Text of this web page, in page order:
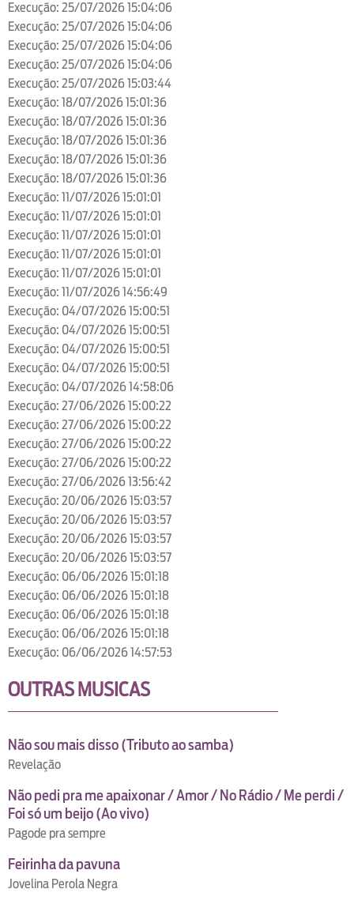
Execução: 25/07/2026 15:04:06
Execução: 25/07/2026 15:04:06
Execução: 25/07/2026 15:04:06
Execução: 25/07/2026 15:04:06
Execução: 25/07/2026 15:03:44
Execução: 18/07/2026 15:01:36
Execução: 18/07/2026 15:01:36
Execução: 18/07/2026 15:01:36
Execução: 18/07/2026 15:01:36
Execução: 18/07/2026 15:01:36
Execução: 11/07/2026 15:01:01
Execução: 11/07/2026 15:01:01
Execução: 11/07/2026 15:01:01
Execução: 11/07/2026 15:01:01
Execução: 11/07/2026 15:01:01
Execução: 11/07/2026 14:56:49
Execução: 04/07/2026 15:00:51
Execução: 04/07/2026 15:00:51
Execução: 04/07/2026 15:00:51
Execução: 04/07/2026 15:00:51
Execução: 04/07/2026 14:58:06
Execução: 27/06/2026 15:00:22
Execução: 27/06/2026 15:00:22
Execução: 27/06/2026 15:00:22
Execução: 27/06/2026 15:00:22
Execução: 27/06/2026 13:56:42
Execução: 20/06/2026 15:03:57
Execução: 20/06/2026 15:03:57
Execução: 20/06/2026 15:03:57
Execução: 20/06/2026 15:03:57
Execução: 06/06/2026 15:01:18
Execução: 06/06/2026 15:01:18
Execução: 06/06/2026 15:01:18
Execução: 06/06/2026 15:01:18
Execução: 06/06/2026 14:57:53
OUTRAS MUSICAS
Não sou mais disso (Tributo ao samba)
Revelação
Não pedi pra me apaixonar / Amor / No Rádio / Me perdi /
Foi só um beijo (Ao vivo)
Pagode pra sempre
Feirinha da pavuna
Jovelina Perola Negra